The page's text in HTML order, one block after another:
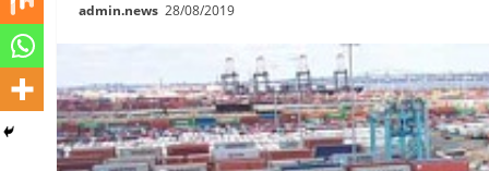
admin.news 28/08/2019